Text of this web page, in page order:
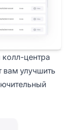
центра
улучшить